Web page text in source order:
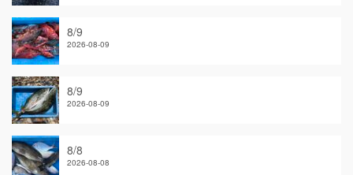
8/9
2026-08-09
8/9
2026-08-09
8/8
2026-08-08